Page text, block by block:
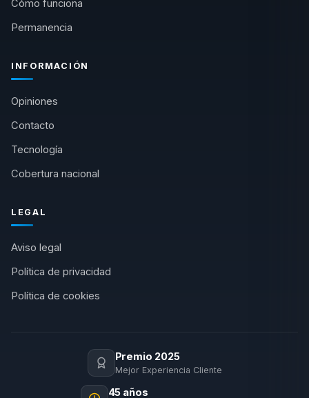
Cómo funciona
Permanencia
INFORMACIÓN
Opiniones
Contacto
Tecnología
Cobertura nacional
LEGAL
Aviso legal
Política de privacidad
Política de cookies
Premio 2025
Mejor Experiencia Cliente
45 años